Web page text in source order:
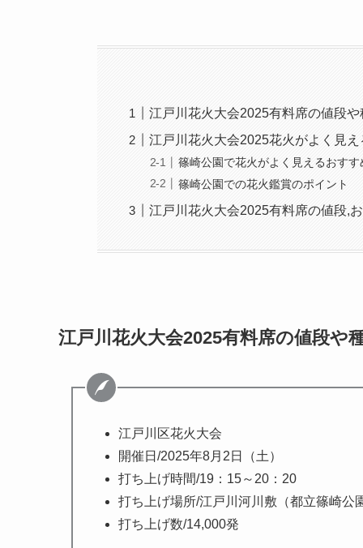
江戸川花火大会2025有料席の値段や
江戸川花火大会2025花火がよく見
篠崎公園で花火がよく見えるおす
篠崎公園での花火鑑賞のポイント
江戸川花火大会2025有料席の値段,
江戸川花火大会2025有料席の値段や
江戸川区花火大会
開催日/2025年8月2日（土）
打ち上げ時間/19：15～20：20
打ち上げ場所/江戸川河川敷（都立篠崎公
打ち上げ数/14,000発